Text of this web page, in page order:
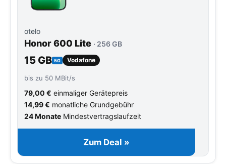
otelo
Honor 600 Lite · 256 GB
15 GB 5G Vodafone
bis zu 50 MBit/s
79,00 € einmaliger Gerätepreis
14,99 € monatliche Grundgebühr
24 Monate Mindestvertragslaufzeit
Zum Deal »